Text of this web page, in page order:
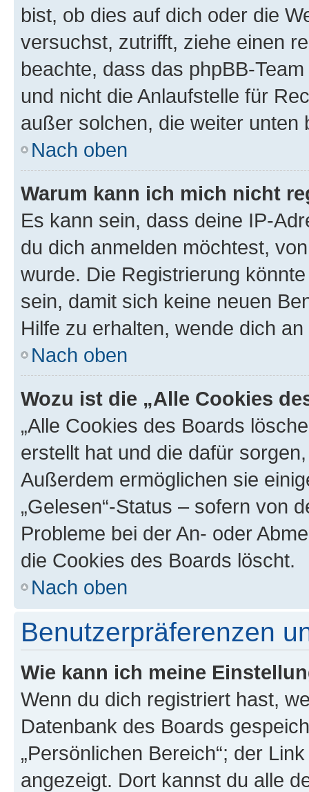
bist, ob dies auf dich oder die
versuchst, zutrifft, ziehe einen
beachte, dass das phpBB-
und nicht die Anlaufstelle für
außer solchen, die weiter unten
Nach oben
Warum kann ich mich nicht
Es kann sein, dass deine IP-
du dich anmelden möchtest,
wurde. Die Registrierung
sein, damit sich keine neuen
Hilfe zu erhalten, wende dich
Nach oben
Wozu ist die „Alle Cookies
„Alle Cookies des Boards
erstellt hat und die dafür
Außerdem ermöglichen sie
„Gelesen“-Status – sofern von
Probleme bei der An- oder
die Cookies des Boards löscht.
Nach oben
Benutzerpräferenzen
Wie kann ich meine
Wenn du dich registriert hast,
Datenbank des Boards
„Persönlichen Bereich“; der
angezeigt. Dort kannst du alle